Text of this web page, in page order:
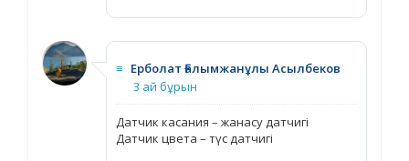
≡ Ерболат Ғалымжанұлы Асылбеков
3 ай бұрын
Датчик касания – жанасу датчигі
Датчик цвета – түс датчигі